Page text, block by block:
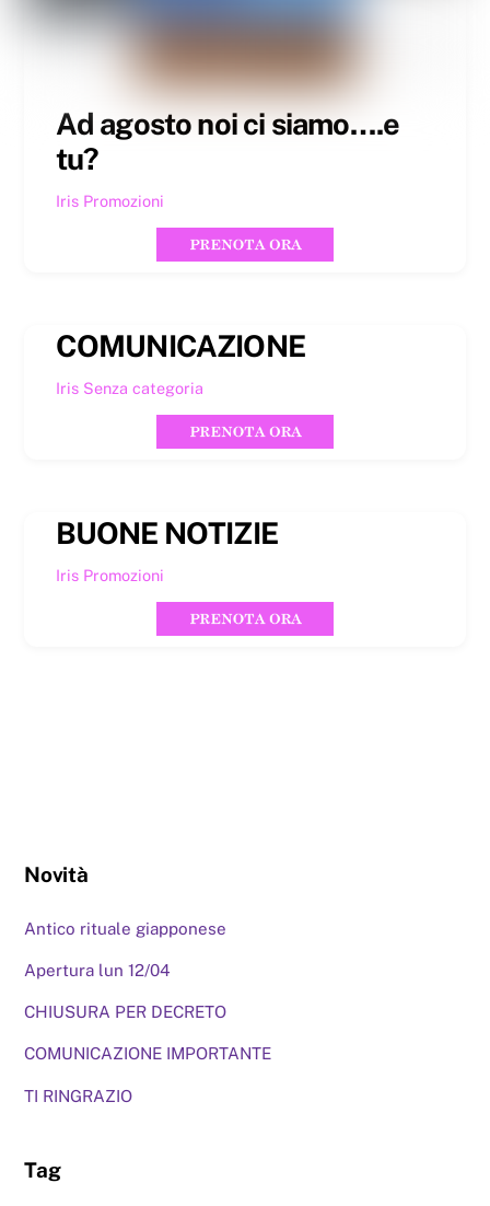
Ad agosto noi ci siamo….e
tu?
Iris Promozioni
COMUNICAZIONE
Iris Senza categoria
BUONE NOTIZIE
Iris Promozioni
Novità
Antico rituale giapponese
Apertura lun 12/04
CHIUSURA PER DECRETO
COMUNICAZIONE IMPORTANTE
TI RINGRAZIO
Tag